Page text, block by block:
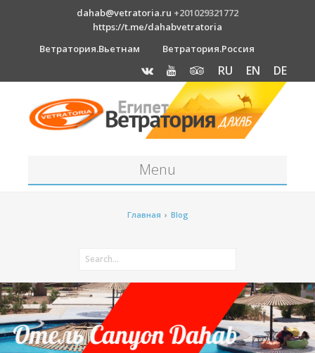
dahab@vetratoria.ru +201029321772
https://t.me/dahabvetratoria
Ветратория.Вьетнам
Ветратория.Россия
RU EN DE
Menu
Как к нам добраться?
Прогноз погоды
Главная › Blog